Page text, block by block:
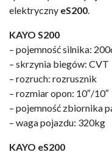
elektryczny eS200.
KAYO S200
– pojemność silnika:
– skrzynia biegów: CVT
– rozruch: rozrusznik
– rozmiar opon: 10″/10″
– pojemność zbiornika
– waga pojazdu: 320kg
KAYO eS200